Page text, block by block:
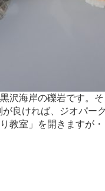
沢海岸の礫岩です。
良ければ、ジオパー
教室」を開きますが